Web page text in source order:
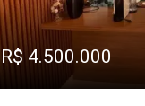
R$ 4.500.000